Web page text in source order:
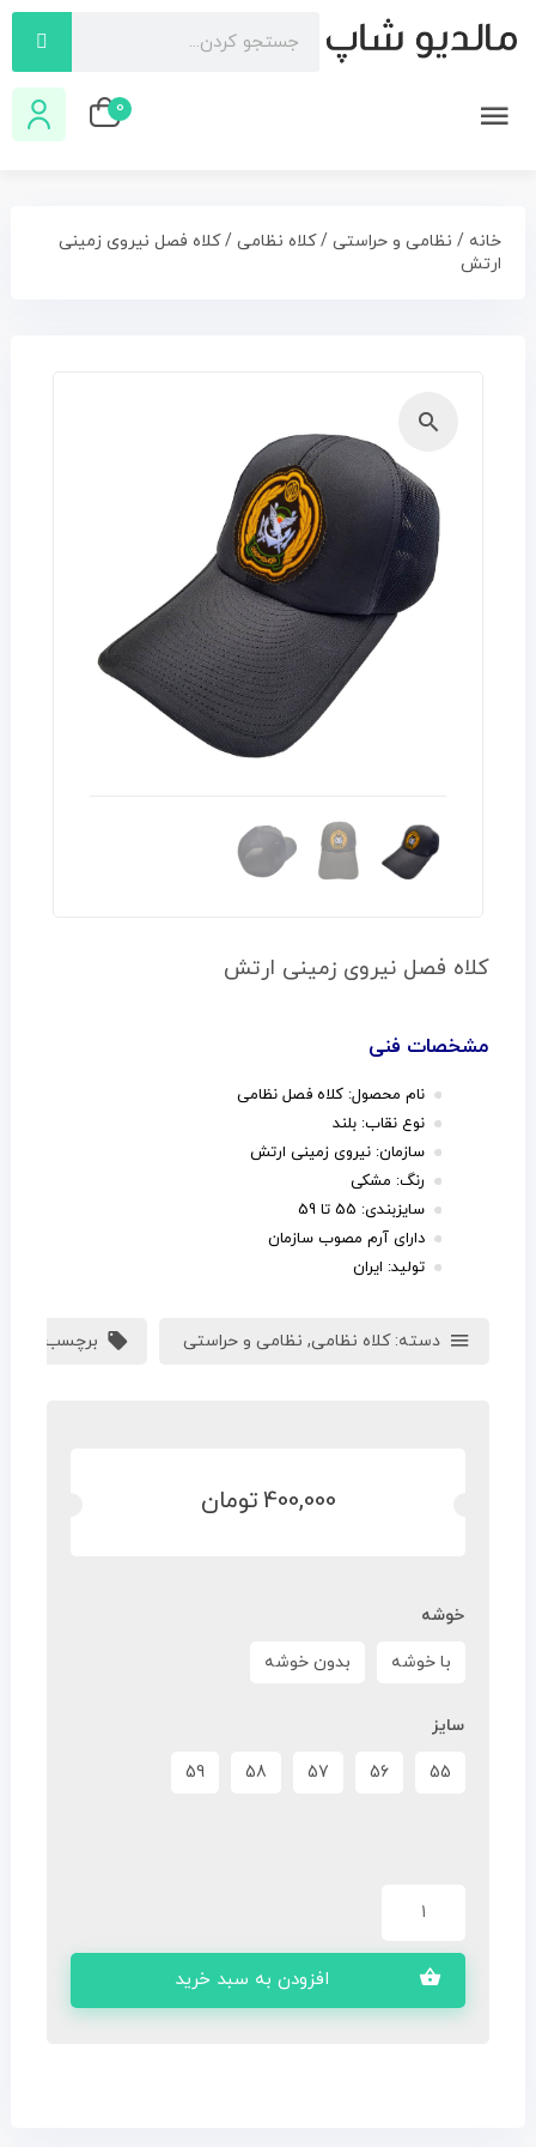
0
خانه / نظامی و حراستی/کلاه نظامی/ کلاه فصل نیروی زمینی
ارتش
کلاه فصل نیروی زمینی ارتش
مشخصات فنی
نام محصول: کلاه فصل نظامی
نوع نقاب: بلند
سازمان: نیروی زمینی ارتش
رنگ: مشکی
سایزبندی: 55 تا 59
دارای آرم مصوب سازمان
تولید: ایران
دسته:کلاه نظامی, نظامی و حراستی برچسب:
400,000تومان
خوشه
با خوشه بدون خوشه
سایز
55
56
57
58
59
افزودن به سبد خرید